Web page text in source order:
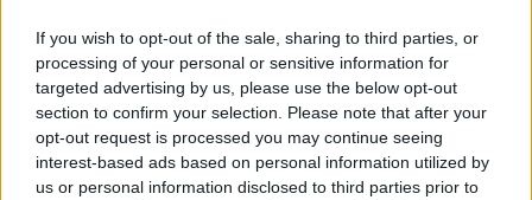
If you wish to opt-out of the sale, sharing to third parties, or
processing of your personal or sensitive information for
targeted advertising by us, please use the below opt-out
section to confirm your selection. Please note that after your
opt-out request is processed you may continue seeing
interest-based ads based on personal information utilized by
us or personal information disclosed to third parties prior to
Mesajul amar transmis de legenda
dinamovistă de ziua sa